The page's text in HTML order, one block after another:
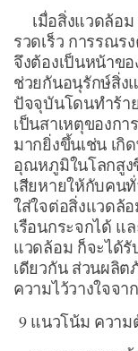
เมื่อสิ่งแวดล้อม
รวดเร็ว การรณร
จึงต้องเป็นหน้าข
ช่วยกันอนุรักษ์สิ่ง
ปัจจุบันโดนทำร้า
เป็นสาเหตุของก
มากยิ่งขึ้นเช่น เกิ
อุณหภูมิในโลกสูง
เสียหายให้กับคน
ใส่ใจต่อสิ่งแวดล้
เรือนกระจกได้
แวดล้อม ก็จะได้
เดียวกัน ส่วนผลิ
ความไว้วางใจจา
9 แนวโน้ม ความ